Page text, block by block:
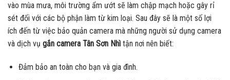
vào mùa mưa, môi trường ẩm ướt sẽ làm chập mạch hoặc gây rỉ
sét đối với các bộ phận làm từ kim loại. Sau đây sẽ là một số lợi
ích đến từ việc bảo quản camera mà những người sử dụng camera
và dịch vụ gắn camera Tân Sơn Nhì tận nơi nên biết:
Đảm bảo an toàn cho bạn và gia đình.